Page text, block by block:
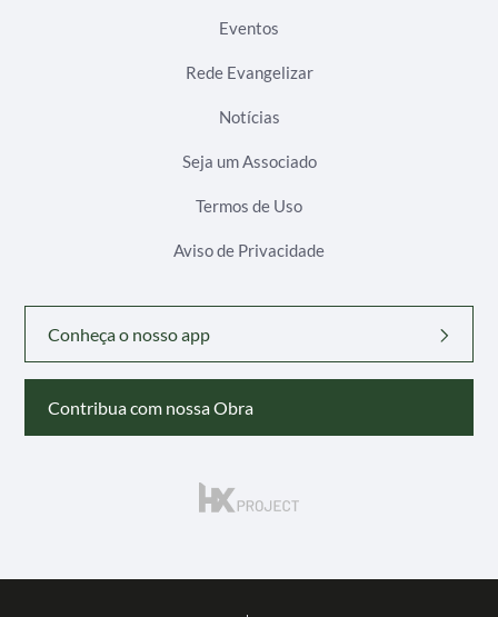
Eventos
Rede Evangelizar
Notícias
Seja um Associado
Termos de Uso
Aviso de Privacidade
Conheça o nosso app
Contribua com nossa Obra